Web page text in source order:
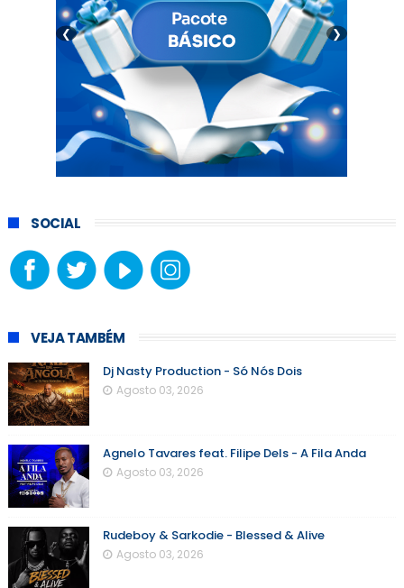
❮ ❯
SOCIAL
VEJA TAMBÉM
Dj Nasty Production - Só Nós Dois
Agosto 03, 2026
Agnelo Tavares feat. Filipe Dels - A Fila Anda
Agosto 03, 2026
Rudeboy & Sarkodie - Blessed & Alive
Agosto 03, 2026